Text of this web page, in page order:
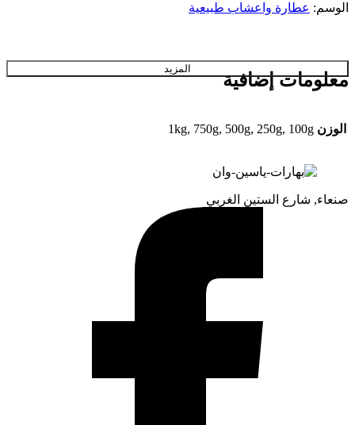
الوسم: عطارة واعشاب طبيعية
المزيد
معلومات إضافية
الوزن 1kg, 750g, 500g, 250g, 100g
صنعاء, شارع الستين الغربي